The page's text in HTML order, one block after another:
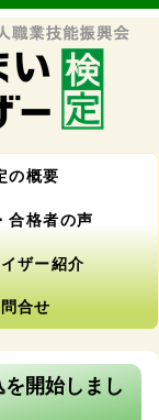
の概要
合格者の声
ザー紹介
合せ
開始しまし